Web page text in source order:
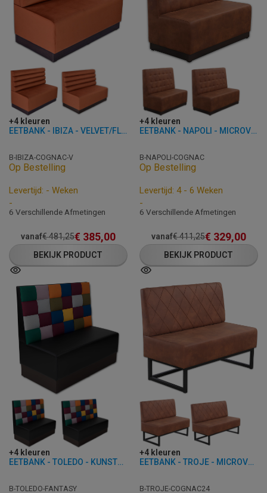
+4 kleuren
EETBANK - IBIZA - VELVET/FLUWEEL
B-IBIZA-COGNAC-V
Op Bestelling
Levertijd: - Weken
-
6 Verschillende Afmetingen
vanaf€481,25€ 385,00
BEKIJK PRODUCT
+4 kleuren
EETBANK - NAPOLI - MICROVEZEL
B-NAPOLI-COGNAC
Op Bestelling
Levertijd: 4 - 6 Weken
-
6 Verschillende Afmetingen
vanaf€411,25€ 329,00
BEKIJK PRODUCT
+4 kleuren
EETBANK - TOLEDO - KUNSTLEER
B-TOLEDO-FANTASY
+4 kleuren
EETBANK - TROJE - MICROVEZEL
B-TROJE-COGNAC24